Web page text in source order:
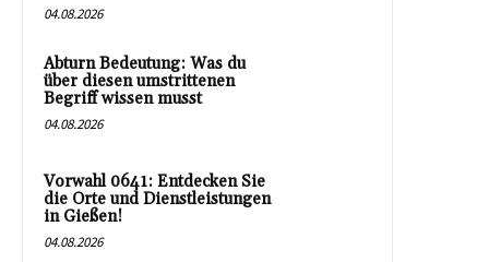
04.08.2026
Abturn Bedeutung: Was du
über diesen umstrittenen
Begriff wissen musst
04.08.2026
Vorwahl 0641: Entdecken Sie
die Orte und Dienstleistungen
in Gießen!
04.08.2026